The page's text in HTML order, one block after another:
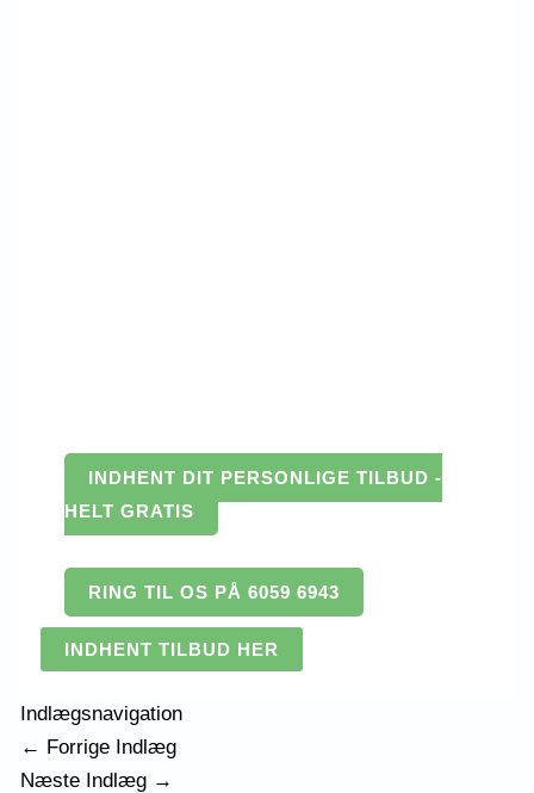
INDHENT DIT PERSONLIGE TILBUD -
HELT GRATIS
RING TIL OS PÅ 6059 6943
INDHENT TILBUD HER
Indlægsnavigation
← Forrige Indlæg
Næste Indlæg →